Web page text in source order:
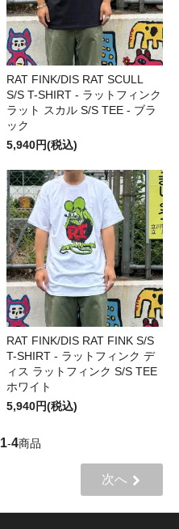
RAT FINK/DIS RAT SCULL
S/S T-SHIRT - ラットフィンク
ラット スカル S/S TEE - ブラ
ック
5,940円(税込)
RAT FINK/DIS RAT FINK S/S
T-SHIRT - ラットフィンク デ
ィス ラットフィンク S/S TEE
ホワイト
5,940円(税込)
1-4商品
次へ